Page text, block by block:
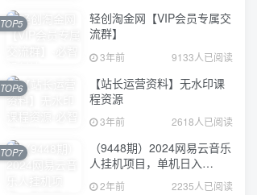
轻创淘金网【VIP会员专属交
流群】
3年前 9133人已阅读
TOP5
【站长运营资料】无水印课
程资源
3年前 2618人已阅读
TOP6
（9448期）2024网易云音乐
人挂机项目，单机日入
150+，无脑月入5000+
2年前 2235人已阅读
TOP7